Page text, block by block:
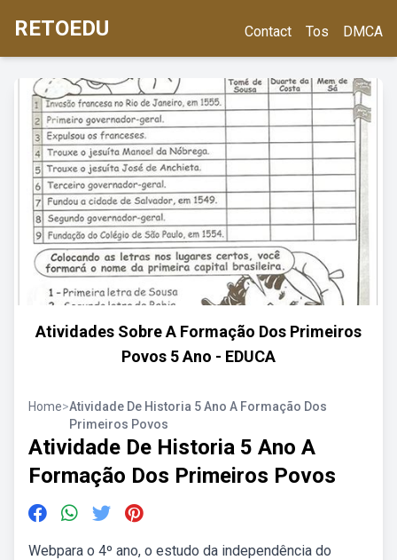
RETOEDU Contact Tos DMCA
Atividades Sobre A Formação Dos Primeiros
Povos 5 Ano - EDUCA
Home>Atividade De Historia 5 Ano A Formação Dos
Primeiros Povos
Atividade De Historia 5 Ano A
Formação Dos Primeiros Povos
Webpara o 4º ano, o estudo da independência do